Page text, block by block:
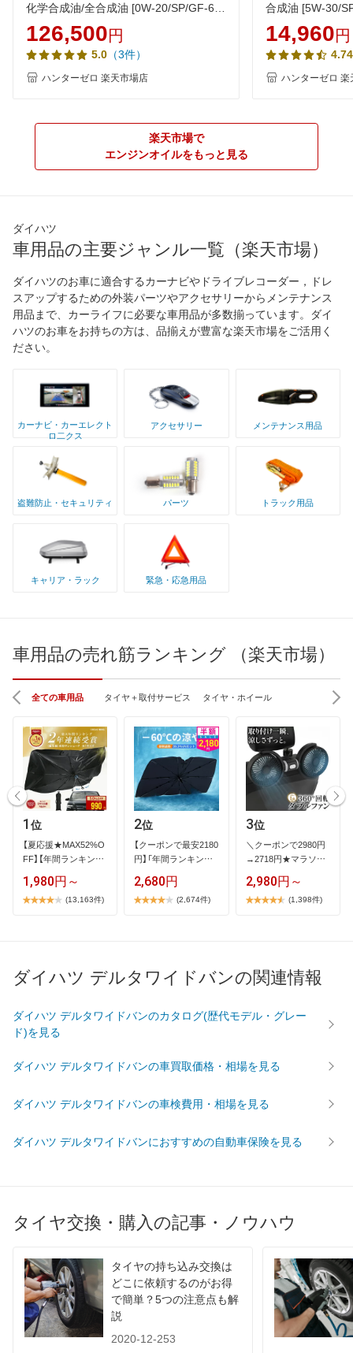
化学合成油/全合成油 [0W-20/SP/GF-6A]
AQ3 100％化学合成油 VHVI 自動車用エ
ンジンオイル【法人限定】
126,500円
5.0 （3件）
ハンターゼロ 楽天市場店
合成油 [5W-30/
動車用エンジン
ロ
14,960円
4.74
ハンターゼロ 楽
楽天市場で
エンジンオイルをもっと見る
ダイハツ
車用品の主要ジャンル一覧（楽天市場）
ダイハツのお車に適合するカーナビやドライブレコーダー，ドレ
スアップするための外装パーツやアクセサリーからメンテナンス
用品まで、カーライフに必要な車用品が多数揃っています。ダイ
ハツのお車をお持ちの方は、品揃えが豊富な楽天市場をご活用く
ださい。
カーナビ・カーエレクト
ロ二クス
アクセサリー メンテナンス用品
盗難防止・セキュリティ パーツ トラック用品
キャリア・ラック 緊急・応急用品
車用品の売れ筋ランキング （楽天市場）
全ての車用品 タイヤ＋取付サービス タイヤ・ホイール
1 位
【​夏​応​援​★​M​A​X​5​2​%​O​
F​F​】​【​年​間​ラ​ン​キ​ン​グ​
1,980円～
(13,163件)
2位
【​ク​ー​ポ​ン​で​最​安​2​1​8​0​
円​】​「​年​間​ラ​ン​キ​ン​…
2,680円
(2,674件)
3位
＼​ク​ー​ポ​ン​で​2​9​8​0​円​
→​2​7​1​8​円​★​マ​ラ​ソ​ン​
2,980円～
(1,398件)
ダイハツ デルタワイドバンの関連情報
ダイハツ デルタワイドバンのカタログ(歴代モデル・グレー
ド)を見る
ダイハツ デルタワイドバンの車買取価格・相場を見る
ダイハツ デルタワイドバンの車検費用・相場を見る
ダイハツ デルタワイドバンにおすすめの自動車保険を見る
タイヤ交換・購入の記事・ノウハウ
タイヤの持ち込み交換は
どこに依頼するのがお得
で簡単？5つの注意点も解
説
2020-12-253